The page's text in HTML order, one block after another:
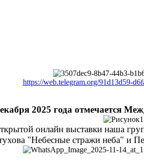
https://web.telegram.org/91d13d59-
2025 года отмечается
онлайн выставки наша
"Небесные стражи неба" и